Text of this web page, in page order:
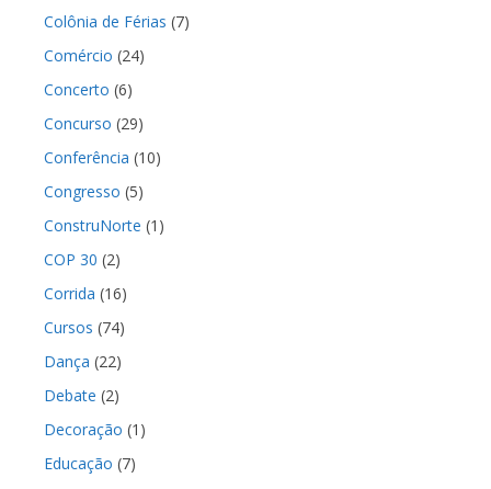
Colônia de Férias (7)
Comércio (24)
Concerto (6)
Concurso (29)
Conferência (10)
Congresso (5)
ConstruNorte (1)
COP 30 (2)
Corrida (16)
Cursos (74)
Dança (22)
Debate (2)
Decoração (1)
Educação (7)